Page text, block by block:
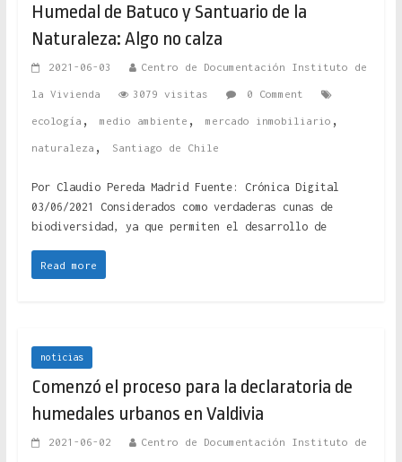
Humedal de Batuco y Santuario de la
Naturaleza: Algo no calza
2021-06-03 Centro de Documentación Instituto de
la Vivienda 3079 visitas 0 Comment
ecología , medio ambiente , mercado inmobiliario ,
naturaleza , Santiago de Chile
Por Claudio Pereda Madrid Fuente: Crónica Digital
03/06/2021 Considerados como verdaderas cunas de
biodiversidad, ya que permiten el desarrollo de
Read more
noticias
Comenzó el proceso para la declaratoria de
humedales urbanos en Valdivia
2021-06-02 Centro de Documentación Instituto de